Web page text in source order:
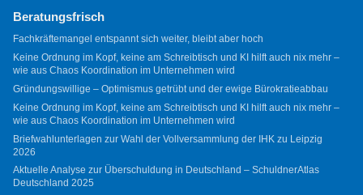
Beratungsfrisch
Fachkräftemangel entspannt sich weiter, bleibt aber hoch
Keine Ordnung im Kopf, keine am Schreibtisch und KI hilft auch nix mehr –
wie aus Chaos Koordination im Unternehmen wird
Gründungswillige – Optimismus getrübt und der ewige Bürokratieabbau
Keine Ordnung im Kopf, keine am Schreibtisch und KI hilft auch nix mehr –
wie aus Chaos Koordination im Unternehmen wird
Briefwahlunterlagen zur Wahl der Vollversammlung der IHK zu Leipzig
2026
Aktuelle Analyse zur Überschuldung in Deutschland – SchuldnerAtlas
Deutschland 2025